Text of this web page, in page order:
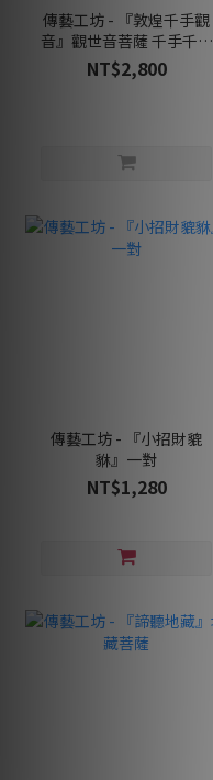
傳藝工坊 - 『敦煌千手觀
音』觀世音菩薩 千手千眼
敦煌
NT$2,800
傳藝工坊 - 『小招財貔
貅』一對
NT$1,280